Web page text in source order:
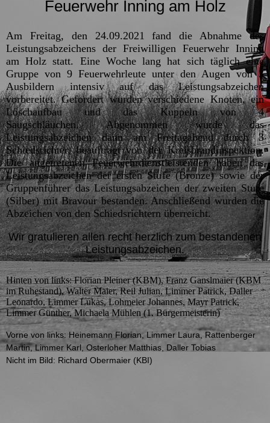
Feuerwehr Inning am Holz
Am Freitag, den 24.09.2021 fand die Abnahme des
Leistungsabzeichens der Freiwilligen Feuerwehr Inning
am Holz statt. Eine Woche lang hat sich täglich eine
Gruppe von 9 Feuerwehrleute unter den Augen von 3
Ausbildern intensiv auf das Leistungsabzeichen
vorbereitet. Gefordert wurden verschiedene Knoten, ein
Löschaufbau und das Kuppeln von 4
Saugschläuchen.Abgenommen wurde das
Leistungsabzeichen dann am Freitagabend durch 3
Schiedsrichter, beauftragt von der Kreisbrandinspektion.
Die angetretenen Feuerwehrdienstleistenden haben das
Leistungsabzeichen der ersten Stufe (Bronze) sowie der
Gruppenführer das Leistungsabzeichen der zweiten Stufe
(Silber) mit Bravour bestanden. Anschließend wurden die
Abzeichen von den Schiedsrichtern überreicht.
Wir gratulieren allen recht herzlich zum bestandenen
Leistungsabzeichen.
Hinten von links: Florian Pleiner (KBM), Franz Ganslmaier (KBM
im Ruhestand), Walter Maier, Reil Julian, Limmer Patrick, Daller
Leonardo, Limmer Lukas, Lohmeier Johannes, Mayr Patrick,
Limmer Günther, Michaela Mühlen (1. Bürgermeisterin)
Vorne von links: Heinemann Florian, Limmer Laura, Rattenberger
Martin, Limmer Karl, Osterloher Matthias, Daller Tobias
Nicht im Bild: Richard Obermaier (KBI)